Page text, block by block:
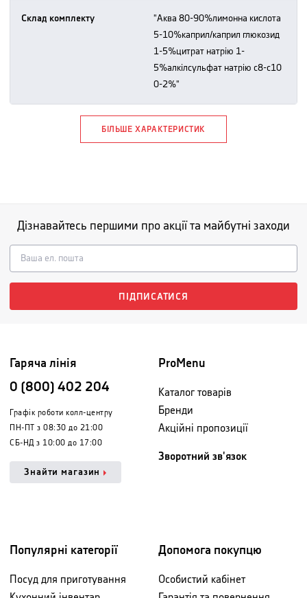
Склад комплекту
"аква 80-90%лимонна кислота
5-10%каприл/каприл глюкозид
1-5%цитрат натрію 1-
5%алкілсульфат натрію c8-c10
0-2%"
БІЛЬШЕ ХАРАКТЕРИСТИК
Дізнавайтесь першими про акції та майбутні заходи
ПІДПИСАТИСЯ
Гаряча лінія
0 (800) 402 204
Графік роботи колл-центру
ПН-ПТ з 08:30 до 21:00
СБ-НД з 10:00 до 17:00
Знайти магазин
ProMenu
Каталог товарів
Бренди
Акційні пропозиції
Зворотний зв'язок
Популярні категорії
Посуд для приготування
Допомога покупцю
Особистий кабінет